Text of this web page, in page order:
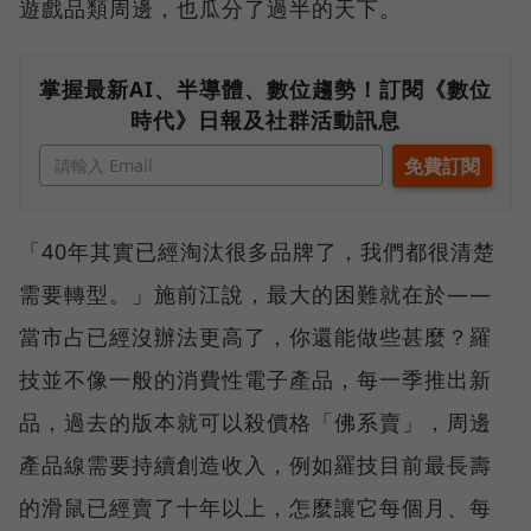
遊戲品類周邊，也瓜分了過半的天下。
掌握最新AI、半導體、數位趨勢！訂閱《數位
時代》日報及社群活動訊息
「40年其實已經淘汰很多品牌了，我們都很清楚
需要轉型。」施前江說，最大的困難就在於——
當市占已經沒辦法更高了，你還能做些甚麼？羅
技並不像一般的消費性電子產品，每一季推出新
品，過去的版本就可以殺價格「佛系賣」，周邊
產品線需要持續創造收入，例如羅技目前最長壽
的滑鼠已經賣了十年以上，怎麼讓它每個月、每